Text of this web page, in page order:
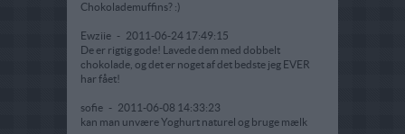
Chokolademuffins? :)
Ewziie - 2011-06-24 17:49:15
De er rigtig gode! Lavede dem med dobbelt
chokolade, og det er noget af det bedste jeg EVER
har fået!
sofie - 2011-06-08 14:33:23
kan man unvære Yoghurt naturel og bruge mælk